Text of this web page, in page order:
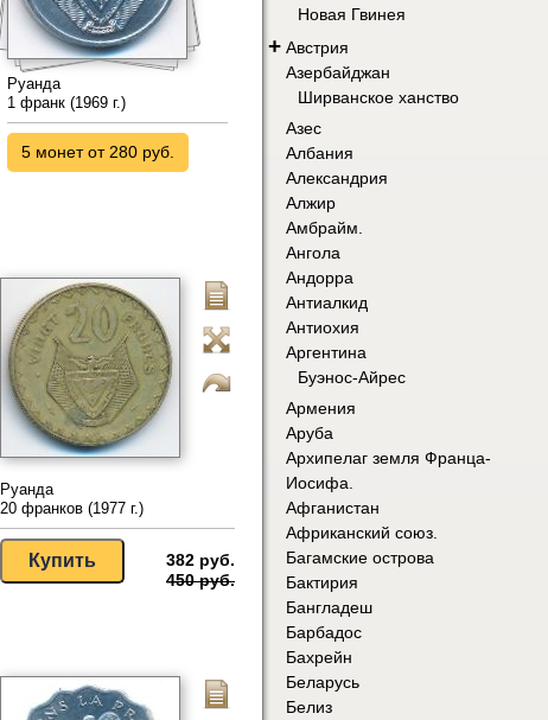
Руанда
1 франк (1969 г.)
5 монет от 280 руб.
Руанда
20 франков (1977 г.)
382 руб.
450 руб.
Новая Гвинея
+ Австрия
Азербайджан
Ширванское ханство
Азес
Албания
Александрия
Алжир
Амбрайм.
Ангола
Андорра
Антиалкид
Антиохия
Аргентина
Буэнос-Айрес
Армения
Аруба
Архипелаг земля Франца-
Иосифа.
Афганистан
Африканский союз.
Багамские острова
Бактирия
Бангладеш
Барбадос
Бахрейн
Беларусь
Белиз